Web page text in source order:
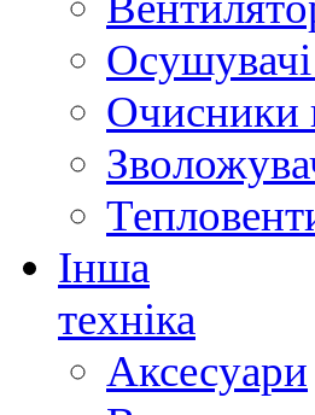
Очисники
Інша
техніка
Аксесуари